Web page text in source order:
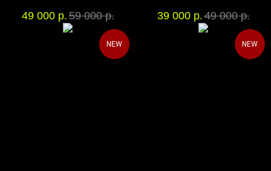
49 000 р.59 000 р. 39 000 р.49 000 р.
NEW NEW